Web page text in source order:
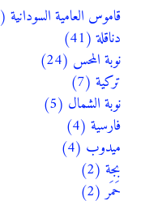
قاموس العامية السودانية (226)
دناقلة (41)
نوبة المحس (24)
تركية (7)
نوبة الشمال (5)
فارسية (4)
ميدوب (4)
بجة (2)
حَمَر (2)